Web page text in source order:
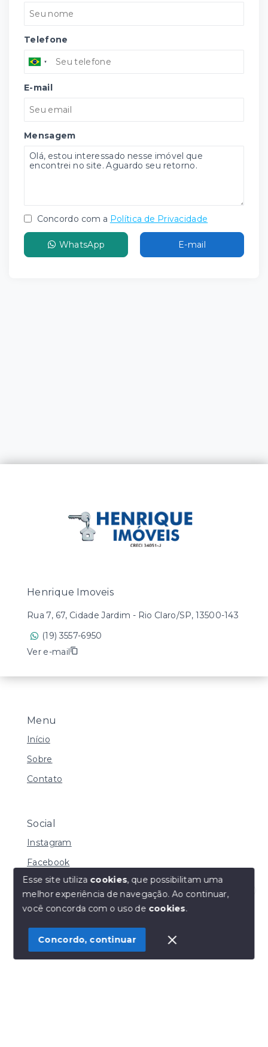
Telefone
E-mail
Mensagem
Concordo com a Política de Privacidade
WhatsApp E-mail
Olá! Estamos disponíveis para te ajudar.
Menu
Início
Sobre
Contato
Social
Instagram
Facebook
© Copyright 2026 - Henrique Imoveis - Todos os
SITE PARA IMOBILIARIA
Henrique Imoveis
Rua 7, 67, Cidade Jardim - Rio Claro/SP, 13500-143
(19) 3557-6950
Ver e-mail
Esse site utiliza cookies, que possibilitam uma
melhor experiência de navegação.Ao continuar,
você concorda com o uso de cookies.
Concordo, continuar